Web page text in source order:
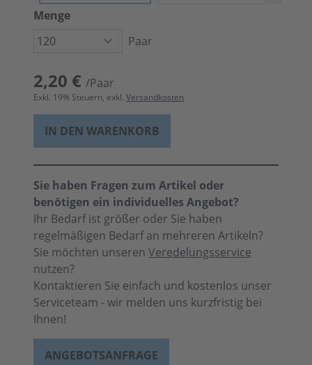
Menge
Paar
2,20 € /Paar
Exkl. 19% Steuern, exkl. Versandkosten
IN DEN WARENKORB
Sie haben Fragen zum Artikel oder
benötigen ein individuelles Angebot?
Ihr Bedarf ist größer oder Sie haben
regelmäßigen Bedarf an mehreren Artikeln?
Sie möchten unseren Veredelungsservice
nutzen?
Kontaktieren Sie einfach und kostenlos unser
Serviceteam - wir melden uns kurzfristig bei
Ihnen!
ANGEBOTSANFRAGE